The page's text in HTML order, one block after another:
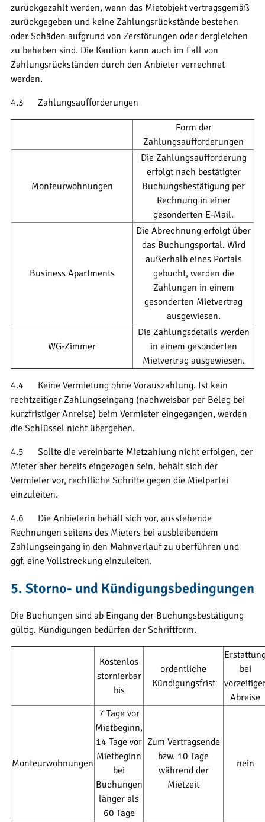
zurückgezahlt werden, wenn das Mietobjekt vertragsgemäß
zurückgegeben und keine Zahlungsrückstände bestehen
oder Schäden aufgrund von Zerstörungen oder dergleichen
zu beheben sind. Die Kaution kann auch im Fall von
Zahlungsrückständen durch den Anbieter verrechnet
werden.
4.3 Zahlungsaufforderungen
Form der
Zahlungsaufforderungen
Monteurwohnungen
Die Zahlungsaufforderung
erfolgt nach bestätigter
Buchungsbestätigung per
Rechnung in einer
gesonderten E-Mail.
Business Apartments
Die Abrechnung erfolgt über
das Buchungsportal. Wird
außerhalb eines Portals
gebucht, werden die
Zahlungen in einem
gesonderten Mietvertrag
ausgewiesen.
WG-Zimmer
Die Zahlungsdetails werden
in einem gesonderten
Mietvertrag ausgewiesen.
4.4 Keine Vermietung ohne Vorauszahlung. Ist kein
rechtzeitiger Zahlungseingang (nachweisbar per Beleg bei
kurzfristiger Anreise) beim Vermieter eingegangen, werden
die Schlüssel nicht übergeben.
4.5 Sollte die vereinbarte Mietzahlung nicht erfolgen, der
Mieter aber bereits eingezogen sein, behält sich der
Vermieter vor, rechtliche Schritte gegen die Mietpartei
einzuleiten.
4.6 Die Anbieterin behält sich vor, ausstehende
Rechnungen seitens des Mieters bei ausbleibendem
Zahlungseingang in den Mahnverlauf zu überführen und
ggf. eine Vollstreckung einzuleiten.
5. Storno- und Kündigungsbedingungen
Die Buchungen sind ab Eingang der Buchungsbestätigung
gültig. Kündigungen bedürfen der Schriftform.
Kostenlos
stornierbar
bis
ordentliche
Kündigungsfrist
bei
Abreise
Monteurwohnungen
7 Tage vor
Mietbeginn,
14 Tage vor
Mietbeginn
bei
Buchungen
länger als
60 Tage
Zum Vertragsende
bzw. 10 Tage
während der
Mietzeit
nein